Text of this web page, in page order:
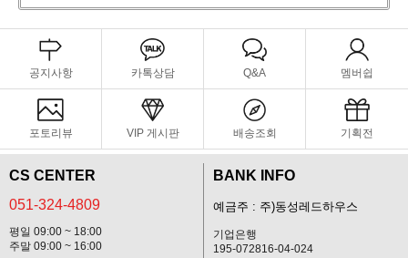
공지사항 카톡상담 Q&A 멤버쉽
포토리뷰 VIP 게시판 배송조회 기획전
CS CENTER
051-324-4809
평일 09:00 ~ 18:00
주말 09:00 ~ 16:00
BANK INFO
예금주 : 주)동성레드하우스
기업은행
195-072816-04-024